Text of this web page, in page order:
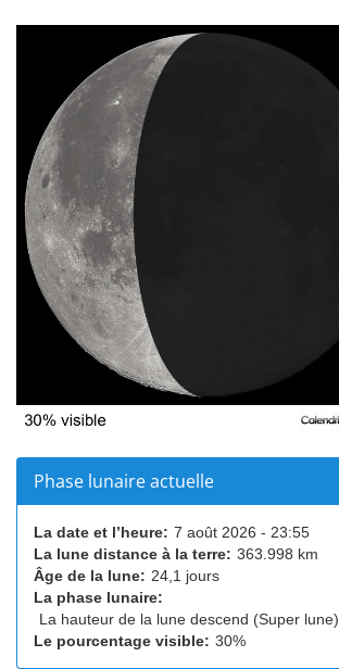
Phase lunaire actuelle
La date et l’heure: 7 août 2026 - 23:55
La lune distance à la terre: 363.998 km
Âge de la lune: 24,1 jours
La phase lunaire:
La hauteur de la lune descend (Super lune)
Le pourcentage visible: 30%